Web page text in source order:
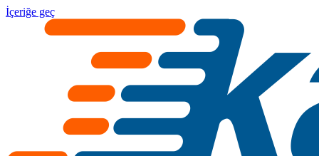
İçeriğe geç